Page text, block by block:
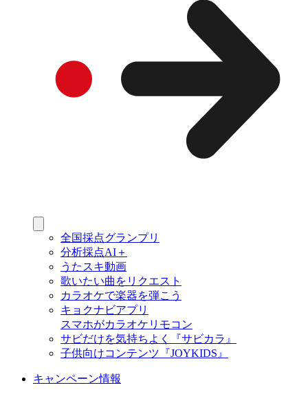
全国採点グランプリ
分析採点AI＋
うたスキ動画
歌いたい曲をリクエスト
カラオケで楽器を弾こう
キョクナビアプリ
スマホがカラオケリモコン
サビだけを気持ちよく『サビカラ』
子供向けコンテンツ『JOYKIDS』
キャンペーン情報